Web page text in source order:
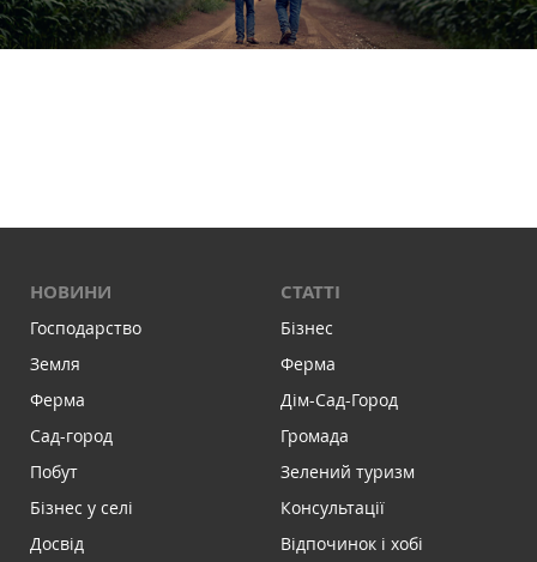
НОВИНИ
Господарство
Земля
Ферма
Сад-город
Побут
Бізнес у селі
Досвід
СТАТТІ
Бізнес
Ферма
Дім-Сад-Город
Громада
Зелений туризм
Консультації
Відпочинок і хобі